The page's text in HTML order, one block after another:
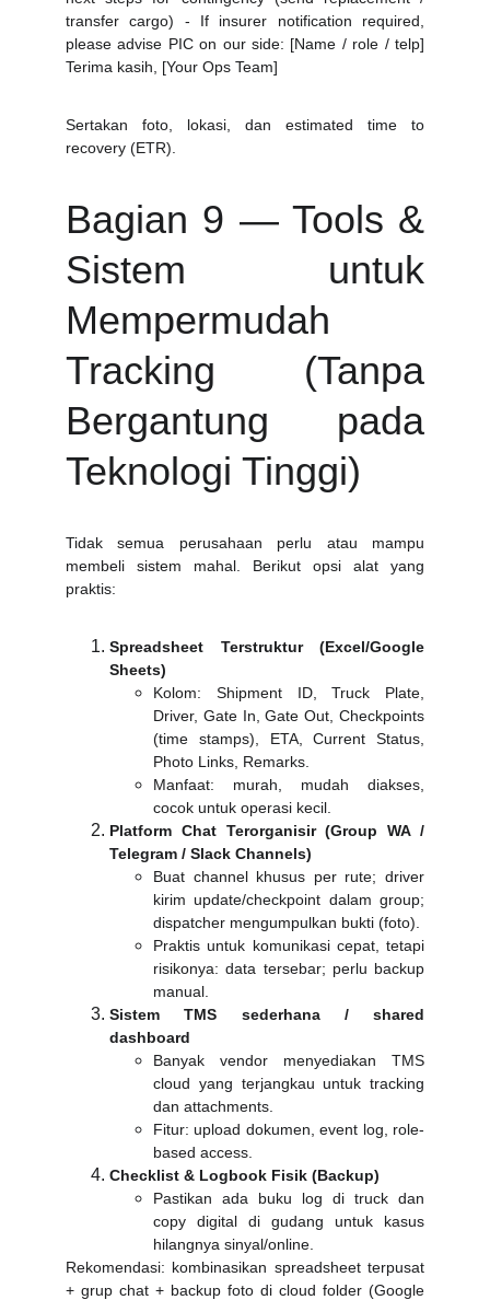
transfer cargo) - If insurer notification required,
please advise PIC on our side: [Name / role / telp]
Terima kasih, [Your Ops Team]
Sertakan foto, lokasi, dan estimated time to
recovery (ETR).
Bagian 9 — Tools &
Sistem untuk
Mempermudah
Tracking (Tanpa
Bergantung pada
Teknologi Tinggi)
Tidak semua perusahaan perlu atau mampu
membeli sistem mahal. Berikut opsi alat yang
praktis:
Spreadsheet Terstruktur (Excel/Google
Sheets)
Kolom: Shipment ID, Truck Plate,
Driver, Gate In, Gate Out, Checkpoints
(time stamps), ETA, Current Status,
Photo Links, Remarks.
Manfaat: murah, mudah diakses,
cocok untuk operasi kecil.
Platform Chat Terorganisir (Group WA /
Telegram / Slack Channels)
Buat channel khusus per rute; driver
kirim update/checkpoint dalam group;
dispatcher mengumpulkan bukti (foto).
Praktis untuk komunikasi cepat, tetapi
risikonya: data tersebar; perlu backup
manual.
Sistem TMS sederhana / shared
dashboard
Banyak vendor menyediakan TMS
cloud yang terjangkau untuk tracking
dan attachments.
Fitur: upload dokumen, event log, role-
based access.
Checklist & Logbook Fisik (Backup)
Pastikan ada buku log di truck dan
copy digital di gudang untuk kasus
hilangnya sinyal/online.
Rekomendasi: kombinasikan spreadsheet terpusat
+ grup chat + backup foto di cloud folder (Google